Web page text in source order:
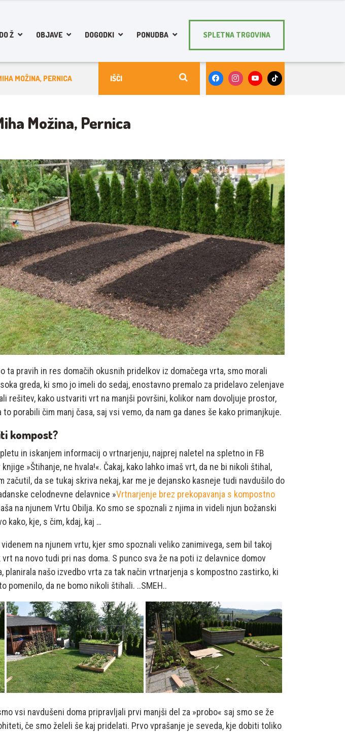
Ž OBJAVE DOGODKI PONUDBA SPLETNA TRGOVINA
MOŽINA, PERNICA
Možina, Pernica
ta pravih in res domačih okusnih pridelkov iz domačega vrta, smo morali
greda, ki smo jo imeli do sedaj, enostavno premalo za pridelavo zelenjave
rešitev, kako ustvariti vrt na manjši površini, kolikor nam dovoljuje prostor,
porabili čim manj časa, saj vsi vemo, da nam ga danes še kako primanjkuje.
kompost?
in iskanjem informacij o vrtnarjenju, najprej naletel na spletno in FB
»Štihanje, ne hvala!«. Čakaj, kako lahko imaš vrt, da ne bi nikoli štihal,
da se tukaj skriva nekaj, kar me je dejansko kasneje tudi navdušilo do
celodnevne delavnice »Vrtnarjenje brez prekopavanja s kompostno
na njunem Vrtu Obilja. Ko smo se spoznali z njima in videli njun božanski
kako, kje, s čim, kdaj, kaj …
na njunem vrtu, kjer smo spoznali veliko zanimivega, sem bil takoj
na novo tudi pri nas doma. S punco sva že na poti iz delavnice domov
planirala našo izvedbo vrta za tak način vrtnarjenja s kompostno zastirko, ki
pomenilo, da ne bomo nikoli štihali. ..SMEH..
vsi navdušeni doma pripravljali prvi manjši del za »probo« saj smo se že
če smo želeli še kaj pridelati. Prvo vprašanje je seveda, kje dobiti toliko